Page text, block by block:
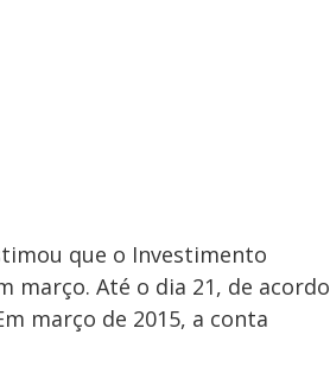
que o Investimento
março. Até o dia 21, de acordo
março de 2015, a conta